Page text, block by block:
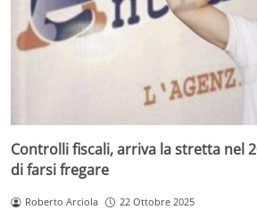
Controlli fiscali, arriva la stretta nel
di farsi fregare
Roberto Arciola 22 Ottobre 2025